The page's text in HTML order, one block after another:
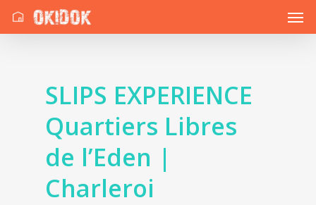
SLIPS EXPERIENCE
Quartiers Libres
de l’Eden |
Charleroi